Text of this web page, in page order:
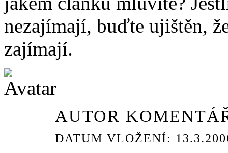
nezajímají, buďte ujištěn,
zajímají.
AUTOR
DATUM VLOŽENÍ: